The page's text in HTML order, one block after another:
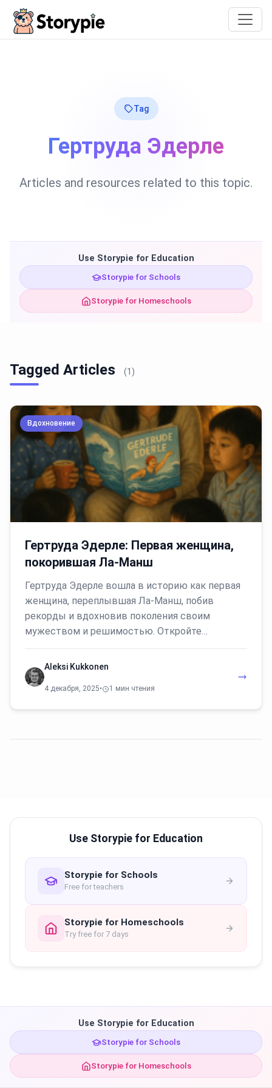
Tag
Гертруда Эдерле
Articles and resources related to this topic.
Use Storypie for Education
Storypie for Schools
Storypie for Homeschools
Tagged Articles (1)
Вдохновение
Гертруда Эдерле: Первая женщина,
покорившая Ла-Манш
Гертруда Эдерле вошла в историю как первая
женщина, переплывшая Ла-Манш, побив
рекорды и вдохновив поколения своим
мужеством и решимостью. Откройте…
Aleksi Kukkonen
4 декабря, 2025• 1 мин чтения
Use Storypie for Education
Storypie for Schools
Free for teachers
Storypie for Homeschools
Try free for 7 days
Use Storypie for Education
Storypie for Schools
Storypie for Homeschools